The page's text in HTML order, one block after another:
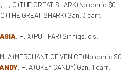
, H, C (THE GREAT SHARK) No corrió $0
(THE GREAT SHARK) Gan. 3 carr.
, H, A (PUTIFAR) Sin figs. cls.
A (MERCHANT OF VENICE) No corrió $0
, H, A (OKEY CANDY) Gan. 1 carr.